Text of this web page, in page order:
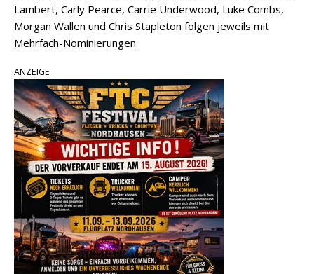
Lambert, Carly Pearce, Carrie Underwood, Luke Combs,
Morgan Wallen und Chris Stapleton folgen jeweils mit
Mehrfach-Nominierungen.
ANZEIGE